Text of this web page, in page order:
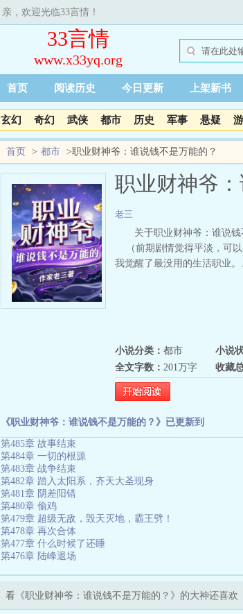
亲，欢迎光临33言情！
33言情
www.x33yq.org
首页 阅读历史 今日更新 上架新书
玄幻 奇幻 武侠 都市 历史 军事 悬疑
首页 > 都市 >职业财神爷：谁说钱不是万能的？
职业财神爷
老三
关于职业财神爷：谁说钱
（前期剧情觉得平淡，可以
我觉醒了最没用的生活职业
小说分类： 都市 小说
全文字数： 201万字 收藏
《职业财神爷：谁说钱不是万能的？》已更新到
第485章 故事结束
第484章 一切的根源
第483章 战争结束
第482章 踏入太阳系，齐天大圣现身
第481章 阴差阳错
第480章 偷鸡
第479章 超级无敌，毁天灭地，霸王劈！
第478章 再次合体
第477章 什么时候了还睡
第476章 陆峰退场
看《职业财神爷：谁说钱不是万能的？》的大神还喜欢